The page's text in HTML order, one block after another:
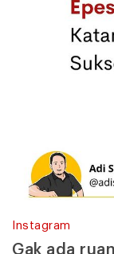
Instagram
Gak ada